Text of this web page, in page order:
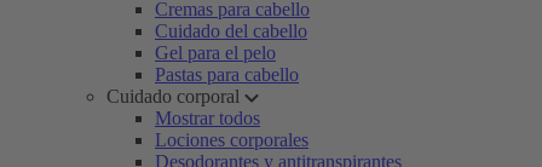
Cremas para cabello
Cuidado del cabello
Gel para el pelo
Pastas para cabello
Cuidado corporal
Mostrar todos
Lociones corporales
Desodorantes y antitranspirantes